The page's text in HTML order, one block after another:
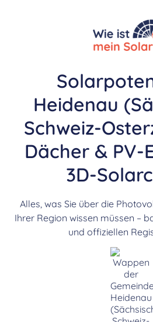
Heidenau
Schweiz-
Dächer & PV-
3D-
Alles, was Sie über die
Ihrer Region wissen müssen –
und offiziellen